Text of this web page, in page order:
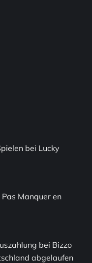
bei Lucky
Pas Manquer en
bei Bizzo
abgelaufen